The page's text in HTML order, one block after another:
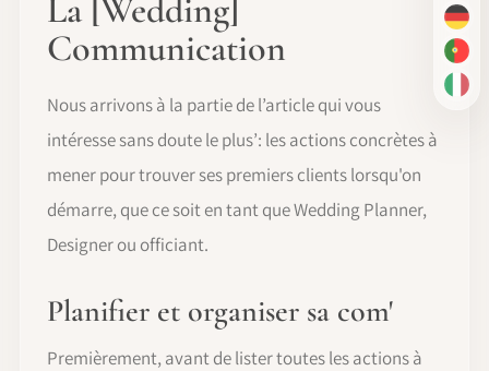
DE
PT-
IT
La [Wedding]
Communication
Nous arrivons à la partie de l’article qui vous
intéresse sans doute le plus’: les actions concrètes à
mener pour trouver ses premiers clients lorsqu'on
démarre, que ce soit en tant que Wedding Planner,
Designer ou officiant.
Planifier et organiser sa com'
Premièrement, avant de lister toutes les actions à